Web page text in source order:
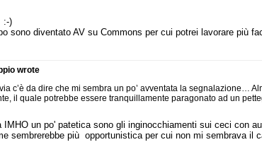
:-)
sono diventato AV su Commons per cui potrei lavorare più
wrote
c’è da dire che mi sembra un po’ avventata la segnalazione…
il quale potrebbe essere tranquillamente paragonato ad un
IMHO un po' patetica sono gli inginocchiamenti sui ceci con
sembrerebbe più opportunistica per cui non mi sembrava il